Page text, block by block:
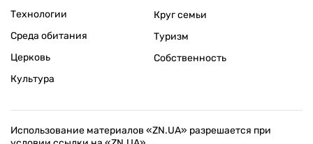
Технологии
Среда обитания
Церковь
Культура
Круг семьи
Туризм
Собственность
Использование материалов «ZN.UA» разрешается при